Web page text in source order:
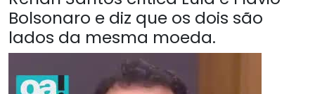
Bolsonaro e diz que os dois são
lados da mesma moeda.